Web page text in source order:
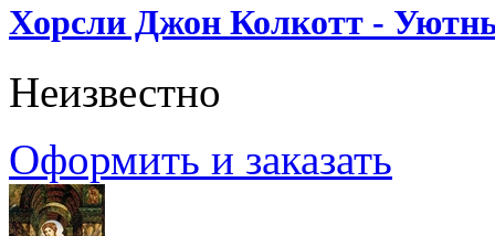
Хорсли Джон Колкотт -
Неизвестно
Оформить и заказать